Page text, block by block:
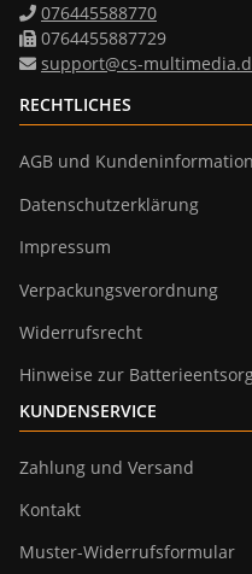
076445588770
0764455887729
support@cs-
RECHTLICHES
AGB und
Datenschutzerklärung
Impressum
Verpackungsverordnung
Widerrufsrecht
Hinweise zur
KUNDENSERVICE
Zahlung und Versand
Kontakt
Muster-Widerrufsformular